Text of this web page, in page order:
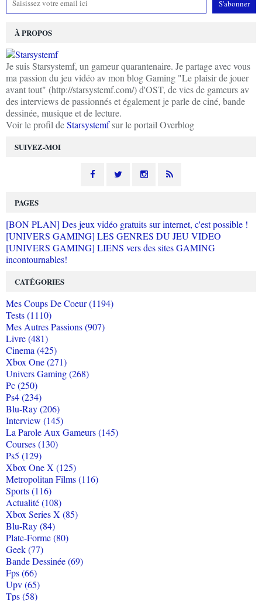
SUIVEZ-MOI
À PROPOS
Je suis Starsystemf, un gameur quarantenaire. Je partage avec vous
ma passion du jeu vidéo av mon blog Gaming "Le plaisir de jouer
avant tout" (http://starsystemf.com/) d'OST, de vies de gameurs av
des interviews de passionnés et également je parle de ciné, bande
dessinée, musique et de lecture.
Voir le profil deStarsystemfsur le portail Overblog
PAGES
[BON PLAN] Des jeux vidéo gratuits sur internet, c'est possible !
[UNIVERS GAMING] LES GENRES DU JEU VIDEO
[UNIVERS GAMING] LIENS vers des sites GAMING
incontournables!
CATÉGORIES
Mes Coups De Coeur (1194)
Tests (1110)
Mes Autres Passions (907)
Livre (481)
Cinema (425)
Xbox One (271)
Univers Gaming (268)
Pc (250)
Ps4 (234)
Blu-Ray (206)
Interview (145)
La Parole Aux Gameurs (145)
Courses (130)
Ps5 (129)
Xbox One X (125)
Metropolitan Films (116)
Sports (116)
Actualité (108)
Xbox Series X (85)
Blu-Ray (84)
Plate-Forme (80)
Geek (77)
Bande Dessinée (69)
Fps (66)
Upv (65)
Tps (58)